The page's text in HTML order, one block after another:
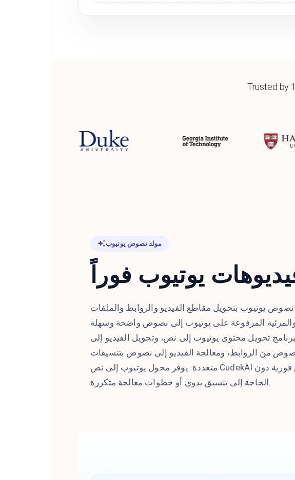
Trusted by
مولد نصوص يوتيوب
يوتيوب فوراً
يوتيوب بتحويل مقاطع الفيديو والروابط والملفات
والمرئية المرفوعة على يوتيوب إلى نصوص واضحة وسهلة
تحويل محتوى يوتيوب إلى نص، وتحويل الفيديو إلى
من الروابط، ومعالجة الفيديو إلى نصوص بتنسيقات
متعددة. يوفر محول يوتيوب إلى نص CudekAI مخرجات نصوص فورية دون
الحاجة إلى تنسيق يدوي أو خطوات معالجة متكررة.